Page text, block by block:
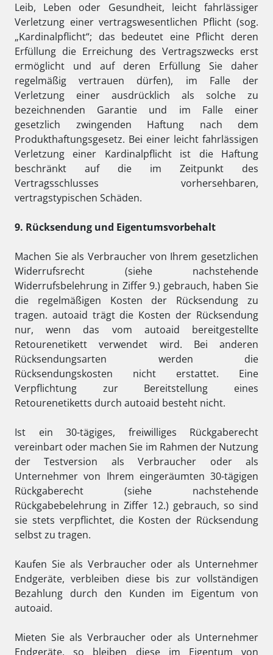
Leib, Leben oder Gesundheit, leicht fahrlässiger
Verletzung einer vertragswesentlichen Pflicht (sog.
„Kardinalpflicht“; das bedeutet eine Pflicht deren
Erfüllung die Erreichung des Vertragszwecks erst
ermöglicht und auf deren Erfüllung Sie daher
regelmäßig vertrauen dürfen), im Falle der
Verletzung einer ausdrücklich als solche zu
bezeichnenden Garantie und im Falle einer
gesetzlich zwingenden Haftung nach dem
Produkthaftungsgesetz. Bei einer leicht fahrlässigen
Verletzung einer Kardinalpflicht ist die Haftung
beschränkt auf die im Zeitpunkt des
Vertragsschlusses vorhersehbaren,
vertragstypischen Schäden.
9. Rücksendung und Eigentumsvorbehalt
Machen Sie als Verbraucher von Ihrem gesetzlichen
Widerrufsrecht (siehe nachstehende
Widerrufsbelehrung in Ziffer 9.) gebrauch, haben Sie
die regelmäßigen Kosten der Rücksendung zu
tragen. autoaid trägt die Kosten der Rücksendung
nur, wenn das vom autoaid bereitgestellte
Retourenetikett verwendet wird. Bei anderen
Rücksendungsarten werden die
Rücksendungskosten nicht erstattet. Eine
Verpflichtung zur Bereitstellung eines
Retourenetiketts durch autoaid besteht nicht.
Ist ein 30-tägiges, freiwilliges Rückgaberecht
vereinbart oder machen Sie im Rahmen der Nutzung
der Testversion als Verbraucher oder als
Unternehmer von Ihrem eingeräumten 30-tägigen
Rückgaberecht (siehe nachstehende
Rückgabebelehrung in Ziffer 12.) gebrauch, so sind
sie stets verpflichtet, die Kosten der Rücksendung
selbst zu tragen.
Kaufen Sie als Verbraucher oder als Unternehmer
Endgeräte, verbleiben diese bis zur vollständigen
Bezahlung durch den Kunden im Eigentum von
autoaid.
Mieten Sie als Verbraucher oder als Unternehmer
Endgeräte, so bleiben diese im Eigentum von